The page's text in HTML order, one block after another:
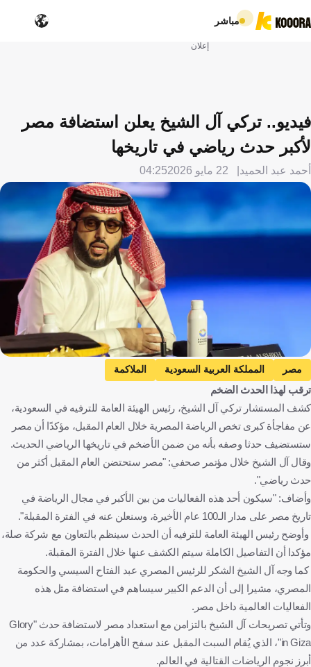
مباشر
إعلان
فيديو.. تركي آل الشيخ يعلن استضافة مصر
لأكبر حدث رياضي في تاريخها
أحمد عبد الحميد 22 مايو 2026 04:25
مصر المملكة العربية السعودية الملاكمة
ترقب لهذا الحدث الضخم
كشف المستشار تركي آل الشيخ، رئيس الهيئة العامة للترفيه في السعودية،
عن مفاجأة كبرى تخص الرياضة المصرية خلال العام المقبل، مؤكدًا أن مصر
ستستضيف حدثا وصفه بأنه من ضمن الأضخم في تاريخها الرياضي الحديث.
وقال آل الشيخ خلال مؤتمر صحفي: "مصر ستحتضن العام المقبل أكثر من
حدث رياضي".
وأضاف: "سيكون أحد هذه الفعاليات من بين الأكبر في مجال الرياضة في
تاريخ مصر على مدار الـ100 عام الأخيرة، وسنعلن عنه في الفترة المقبلة".
وأوضح رئيس الهيئة العامة للترفيه أن الحدث سينظم بالتعاون مع شركة صلة،
مؤكدا أن التفاصيل الكاملة سيتم الكشف عنها خلال الفترة المقبلة.
كما وجه آل الشيخ الشكر للرئيس المصري عبد الفتاح السيسي والحكومة
المصري، مشيرا إلى أن الدعم الكبير سيساهم في استضافة مثل هذه
الفعاليات العالمية داخل مصر.
وتأتي تصريحات آل الشيخ بالتزامن مع استعداد مصر لاستضافة حدث "Glory
in Giza"، الذي يُقام السبت المقبل عند سفح الأهرامات، بمشاركة عدد من
أبرز نجوم الرياضات القتالية في العالم.